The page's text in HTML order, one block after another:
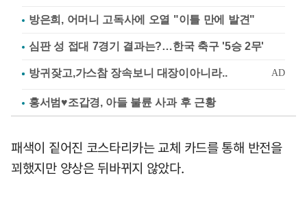
방은희, 어머니 고독사에 오열 "이틀 만에 발견"
심판 성 접대 7경기 결과는?…한국 축구 '5승 2무'
홍서범♥조갑경, 아들 불륜 사과 후 근황
패색이 짙어진 코스타리카는 교체 카드를 통해 반전을
꾀했지만 양상은 뒤바뀌지 않았다.